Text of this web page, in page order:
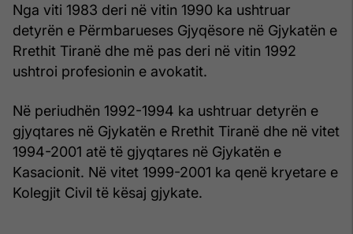
Nga viti 1983 deri në vitin 1990 ka ushtruar
detyrën e Përmbarueses Gjyqësore në Gjykatën e
Rrethit Tiranë dhe më pas deri në vitin 1992
ushtroi profesionin e avokatit.
Në periudhën 1992-1994 ka ushtruar detyrën e
gjyqtares në Gjykatën e Rrethit Tiranë dhe në vitet
1994-2001 atë të gjyqtares në Gjykatën e
Kasacionit. Në vitet 1999-2001 ka qenë kryetare e
Kolegjit Civil të kësaj gjykate.